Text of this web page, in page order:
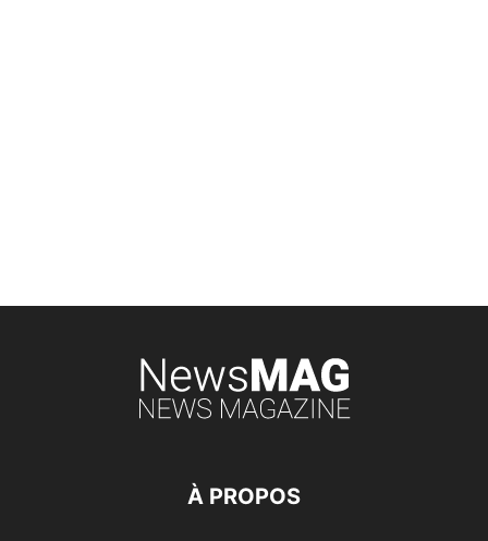
À PROPOS